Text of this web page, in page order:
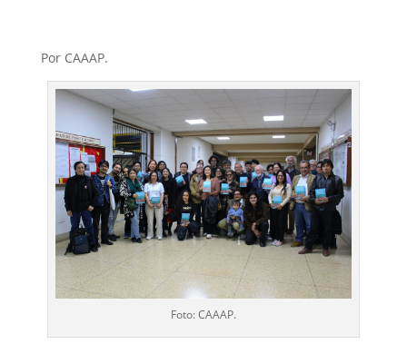
Por CAAAP.
Foto: CAAAP.